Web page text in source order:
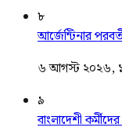
৮
আর্জেন্টিনার
৬ আগস্ট ২০২৬,
৯
বাংলাদেশী